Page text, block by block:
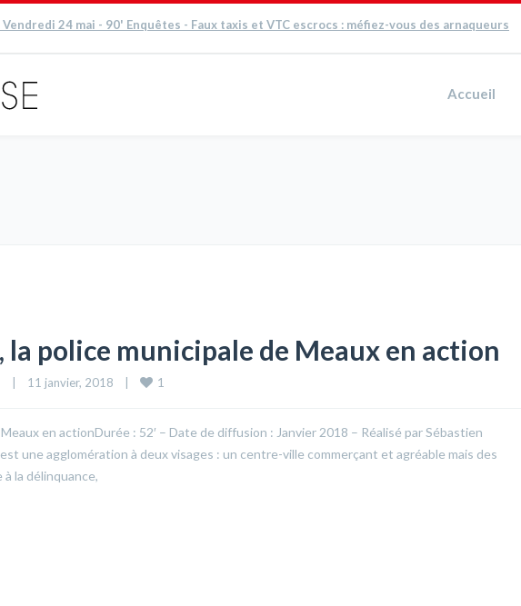
24 mai - 90' Enquêtes - Faux taxis et VTC escrocs : méfiez-vous des arnaqueurs
Accueil
la police municipale de Meaux en action
11 janvier, 2018 1
en actionDurée : 52′ – Date de diffusion : Janvier 2018 – Réalisé par Sébastien
une agglomération à deux visages : un centre-ville commerçant et agréable mais des
la délinquance,